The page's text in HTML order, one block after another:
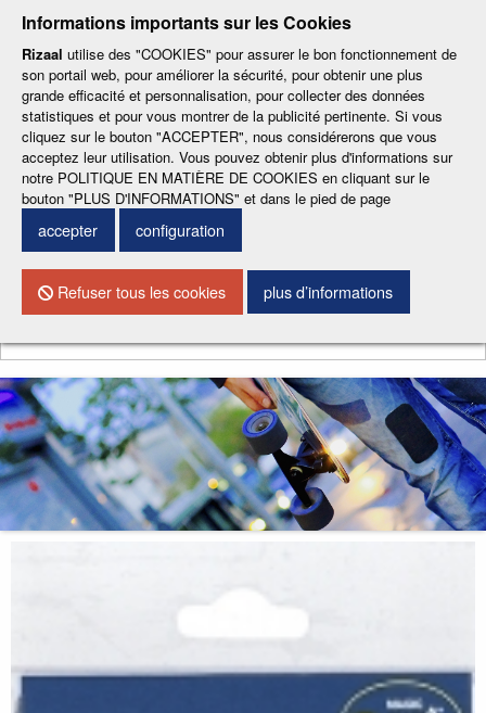
Informations importants sur les Cookies
Rizaal utilise des "COOKIES" pour assurer le bon fonctionnement de
son portail web, pour améliorer la sécurité, pour obtenir une plus
grande efficacité et personnalisation, pour collecter des données
statistiques et pour vous montrer de la publicité pertinente. Si vous
cliquez sur le bouton "ACCEPTER", nous considérerons que vous
acceptez leur utilisation. Vous pouvez obtenir plus d'informations sur
notre POLITIQUE EN MATIÈRE DE COOKIES en cliquant sur le
bouton "PLUS D'INFORMATIONS" et dans le pied de page
accepter configuration
Refuser tous les cookies plus d’informations
- ESP- ENG-CAT -FRA-DEU
CONTACTEZ NOUS
Menu
Chercher